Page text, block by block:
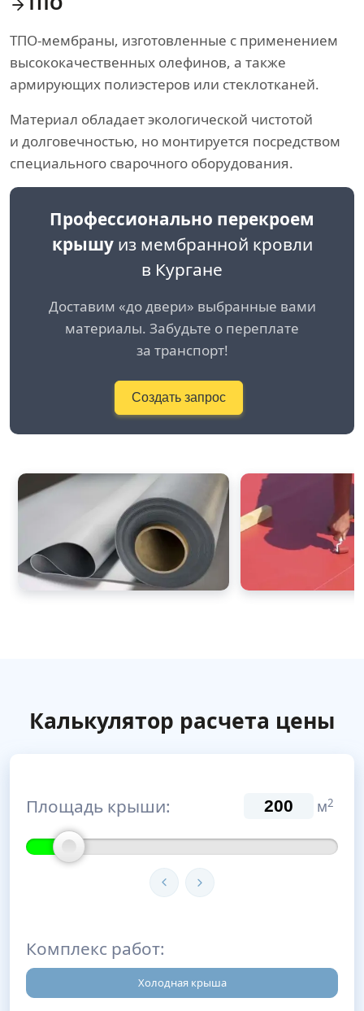
ТПО-мембраны, изготовленные с применением
высококачественных олефинов, а также
армирующих полиэстеров или стеклотканей.
Материал обладает экологической чистотой
и долговечностью, но монтируется посредством
специального сварочного оборудования.
Профессионально перекроем
крышуиз мембранной кровли
в Кургане
Доставим «до двери» выбранные вами
материалы. Забудьте о переплате
за транспорт!
Создать запрос
Калькулятор расчета цены
Площадь крыши: м2
Комплекс работ:
Холодная крыша